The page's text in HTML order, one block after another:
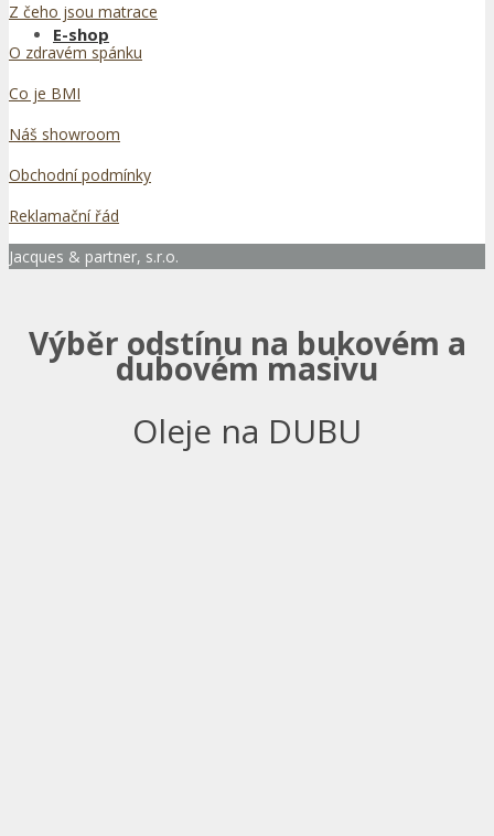
E-shop
Z čeho jsou matrace
O zdravém spánku
Co je BMI
Náš showroom
Obchodní podmínky
Reklamační řád
Jacques & partner, s.r.o.
Výběr odstínu na bukovém a
dubovém masivu
Oleje na DUBU